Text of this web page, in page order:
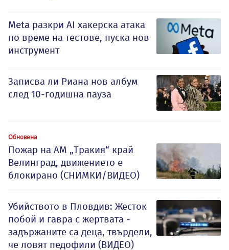
Meta разкри AI хакерска атака
по време на тестове, пуска нов
инструмент
Записва ли Риана нов албум
след 10-годишна пауза
Обновена
Пожар на АМ „Тракия“ край
Велинград, движението е
блокирано (СНИМКИ/ВИДЕО)
Убийството в Пловдив: Жесток
побой и гавра с жертвата -
задържаните са деца, твърдели,
че ловят педофили (ВИДЕО)